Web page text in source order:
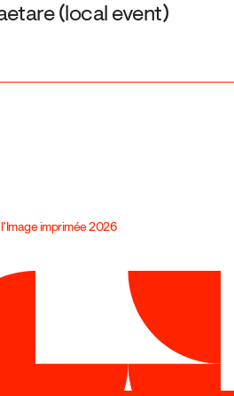
(local event)
imprimée 2026